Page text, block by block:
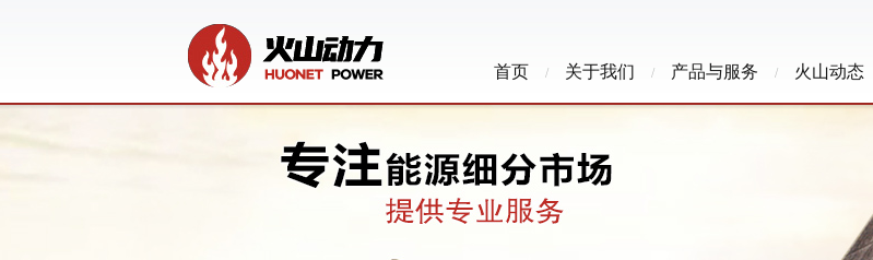
首页 / 关于我们 / 产品与服务 / 火山动态